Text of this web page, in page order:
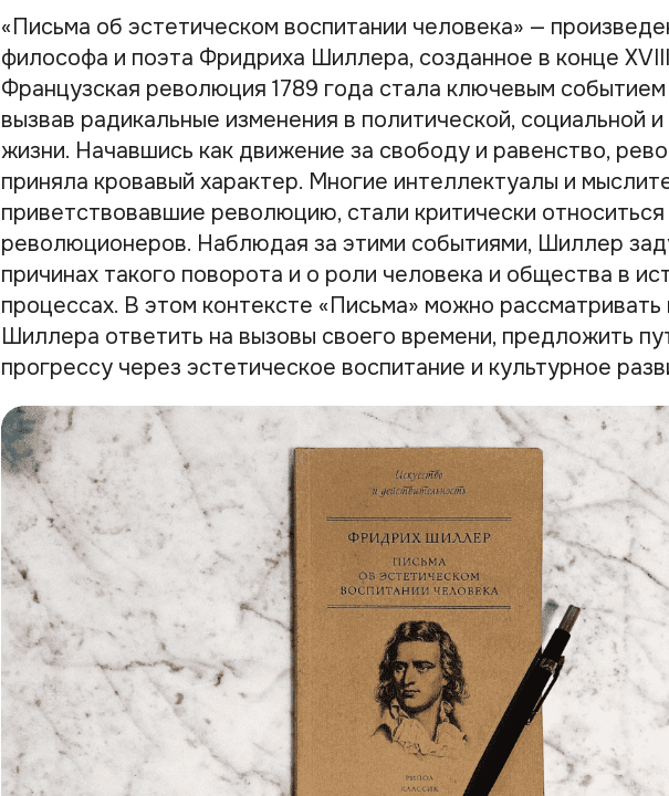
«Письма об эстетическом воспитании человека» —
философа и поэта Фридриха Шиллера, созданное в конце
Французская революция 1789 года стала ключевым
вызвав радикальные изменения в политической, социальной и
жизни. Начавшись как движение за свободу и равенство,
приняла кровавый характер. Многие интеллектуалы и
приветствовавшие революцию, стали критически
революционеров. Наблюдая за этими событиями, Шиллер
причинах такого поворота и о роли человека и общества в
процессах. В этом контексте «Письма» можно рассматривать
Шиллера ответить на вызовы своего времени, предложить
прогрессу через эстетическое воспитание и культурное